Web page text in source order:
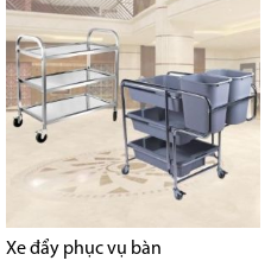
Xe đẩy phục vụ bàn